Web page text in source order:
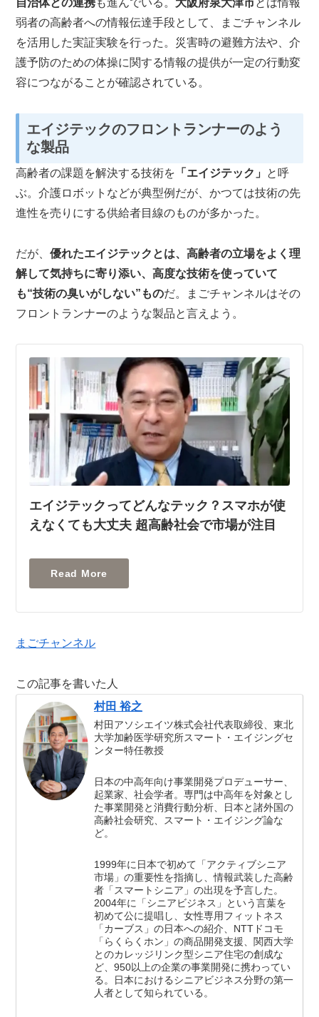
自治体との連携も進んでいる。 大阪府泉大津市 とは情報
弱者の高齢者への情報伝達手段として、まごチャンネル
を活用した実証実験を行った。災害時の避難方法や、介
護予防のための体操に関する情報の提供が一定の行動変
容につながることが確認されている。
エイジテックのフロントランナーのよう
な製品
高齢者の課題を解決する技術を 「エイジテック」 と呼
ぶ。介護ロボットなどが典型例だが、かつては技術の先
進性を売りにする供給者目線のものが多かった。
だが、優れたエイジテックとは、高齢者の立場をよく理
解して気持ちに寄り添い、高度な技術を使っていて
も“技術の臭いがしない”ものだ。まごチャンネルはその
フロントランナーのような製品と言えよう。
エイジテックってどんなテック？スマホが使
えなくても大丈夫 超高齢社会で市場が注目
まごチャンネル
この記事を書いた人
村田 裕之
村田アソシエイツ株式会社代表取締役、東北
大学加齢医学研究所スマート・エイジングセ
ンター特任教授
日本の中高年向け事業開発プロデューサー、
起業家、社会学者。専門は中高年を対象とし
た事業開発と消費行動分析、日本と諸外国の
高齢社会研究、スマート・エイジング論な
ど。
1999年に日本で初めて「アクティブシニア
市場」の重要性を指摘し、情報武装した高齢
者「スマートシニア」の出現を予言した。
2004年に「シニアビジネス」という言葉を
初めて公に提唱し、女性専用フィットネス
「カーブス」の日本への紹介、NTTドコモ
「らくらくホン」の商品開発支援、関西大学
とのカレッジリンク型シニア住宅の創成な
ど、950以上の企業の事業開発に携わってい
る。日本におけるシニアビジネス分野の第一
人者として知られている。